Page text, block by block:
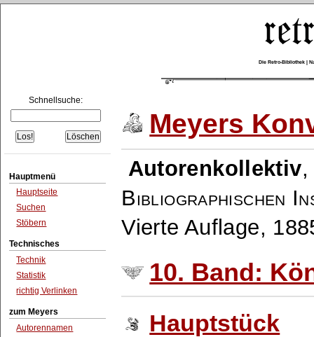
Die Retro-Bibliothek |
Schnellsuche:
Hauptmenü
Hauptseite
Suchen
Stöbern
Technisches
Technik
Statistik
richtig Verlinken
zum Meyers
Autorennamen
Meyers
Autorenkollektiv
Bibliographischen
Vierte Auflage,
10. Band:
Hauptstück